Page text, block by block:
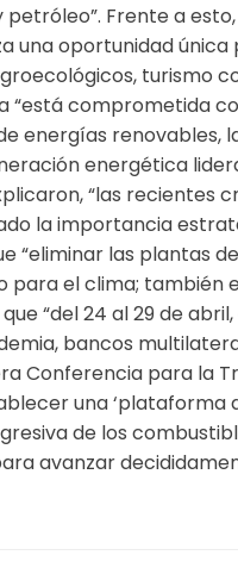
Frente a
una oportunidad
turismo
“está comprometida
energías
energética
“las
la importancia
“eliminar las plantas
para el clima; también
“del 24 al 29 de
bancos
Conferencia para la
una ‘plataforma
de los
avanzar